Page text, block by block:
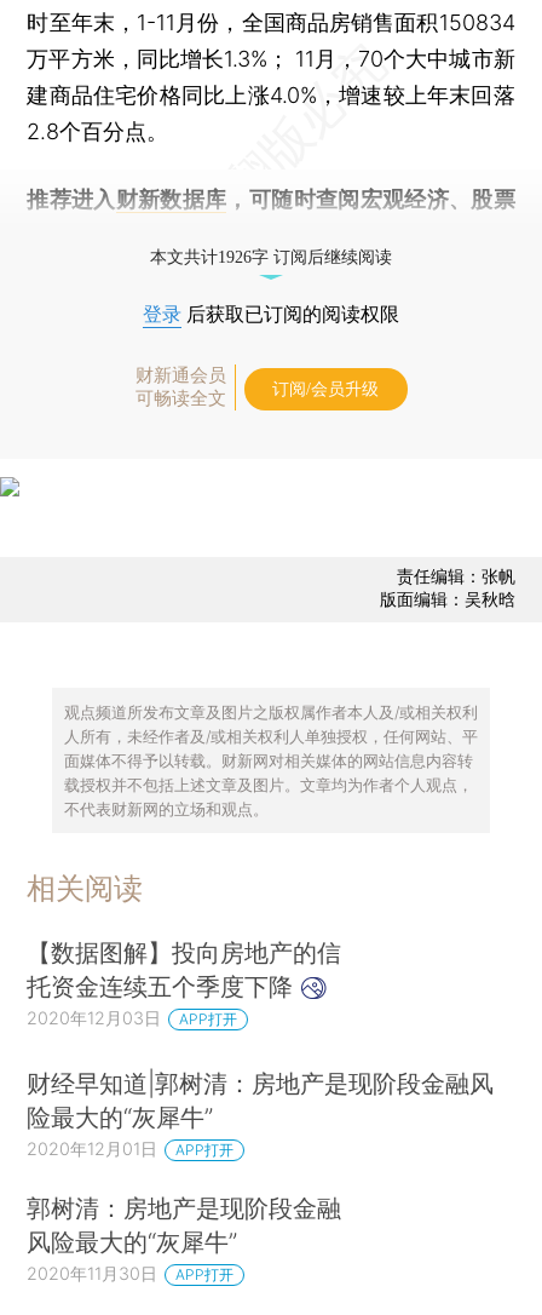
时至年末，1-11月份，全国商品房销售面积150834
万平方米，同比增长1.3%； 11月，70个大中城市新
建商品住宅价格同比上涨4.0%，增速较上年末回落
2.8个百分点。
推荐进入 财新数据库 ，可随时查阅宏观经济、股票
本文共计1926字 订阅后继续阅读
登录 后获取已订阅的阅读权限
财新通会员
可畅读全文
订阅/会员升级
责任编辑：张帆
版面编辑：吴秋晗
观点频道所发布文章及图片之版权属作者本人及/或相关权利
人所有，未经作者及/或相关权利人单独授权，任何网站、平
面媒体不得予以转载。财新网对相关媒体的网站信息内容转
载授权并不包括上述文章及图片。文章均为作者个人观点，
不代表财新网的立场和观点。
相关阅读
【数据图解】投向房地产的信
托资金连续五个季度下降
2020年12月03日 APP打开
财经早知道|郭树清：房地产是现阶段金融风
险最大的“灰犀牛”
2020年12月01日 APP打开
郭树清：房地产是现阶段金融
风险最大的“灰犀牛”
2020年11月30日 APP打开